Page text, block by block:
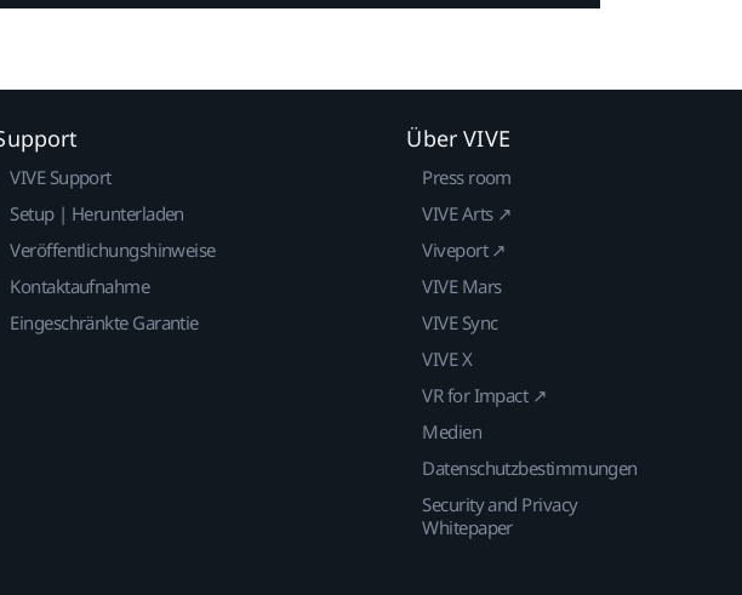
VIVE Support
Setup | Herunterladen
Veröffentlichungshinweise
Kontaktaufnahme
Eingeschränkte Garantie
Über VIVE
Press room
VIVE Arts ↗
Viveport ↗
VIVE Mars
VIVE Sync
VIVE X
VR for Impact ↗
Medien
Datenschutzbestimmungen
Security and Privacy
Whitepaper